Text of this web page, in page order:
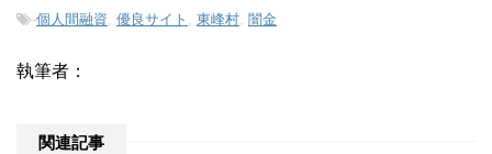
-個人間融資, 優良サイト , 東峰村, 闇金
執筆者：
関連記事